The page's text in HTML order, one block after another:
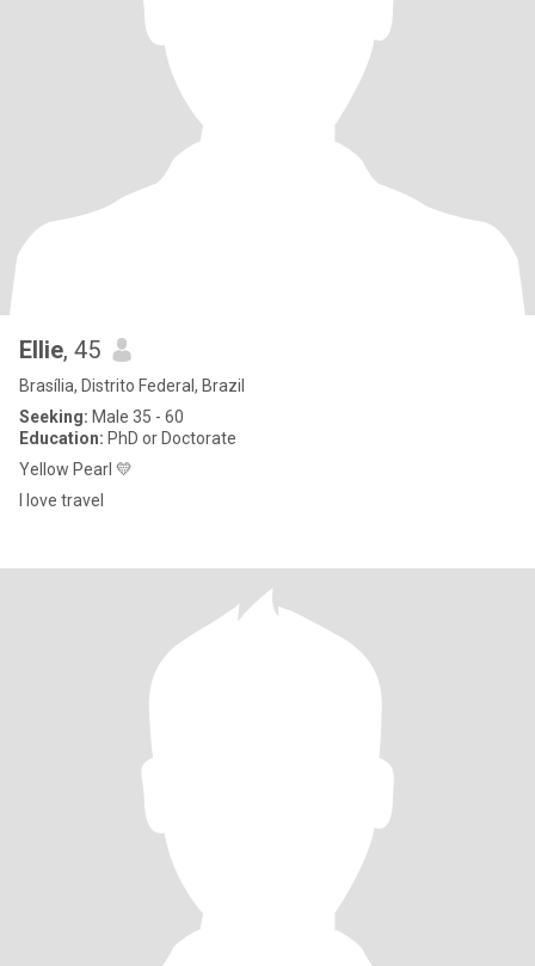
Ellie, 45
Brasília, Distrito Federal, Brazil
Seeking: Male 35 - 60
Education: PhD or Doctorate
Yellow Pearl 💛
I love travel